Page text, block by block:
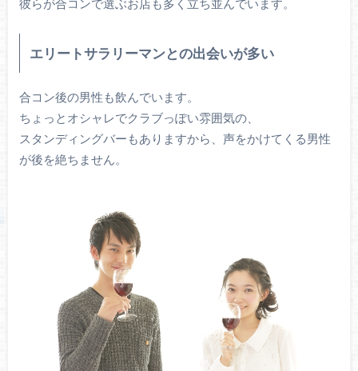
彼らが合コンで選ぶお店も多く立ち並んでいます。
エリートサラリーマンとの出会いが多い
合コン後の男性も飲んでいます。
ちょっとオシャレでクラブっぽい雰囲気の、
スタンディングバーもありますから、声をかけてくる男性
が後を絶ちません。